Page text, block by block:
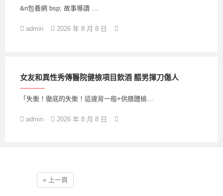
&n包養網 bsp; 故事導讀 …
admin 2026 年 8 月 8 日
女友和異性秀傳醫院健檢項目飲酒 醋男揮刀傷人
「失衡！徹底的失衡！這違背一般+供膳體檢…
admin 2026 年 8 月 8 日
« 上一頁